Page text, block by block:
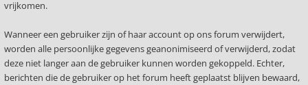
vrijkomen.
Wanneer een gebruiker zijn of haar account op ons forum verwijdert,
worden alle persoonlijke gegevens geanonimiseerd of verwijderd, zodat
deze niet langer aan de gebruiker kunnen worden gekoppeld. Echter,
berichten die de gebruiker op het forum heeft geplaatst blijven bewaard,